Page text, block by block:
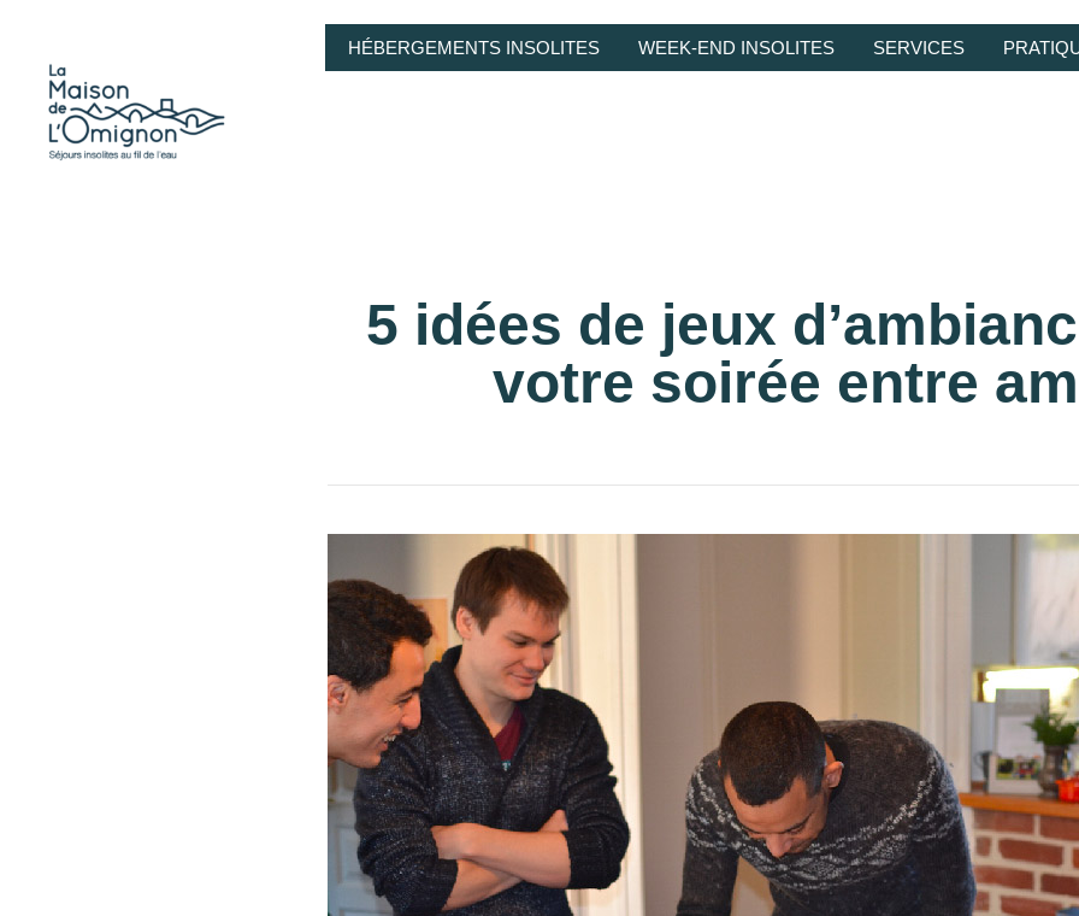
HÉBERGEMENTS INSOLITES WEEK-END INSOLITES SERVICES
5 idées de jeux
votre soirée entre